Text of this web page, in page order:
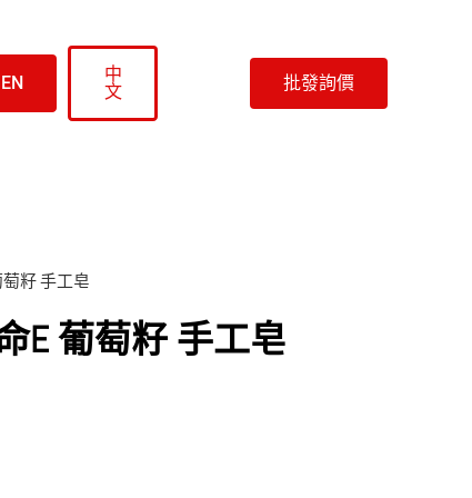
EN
中
文
批發詢價
籽 手工皂
E 葡萄籽 手工皂